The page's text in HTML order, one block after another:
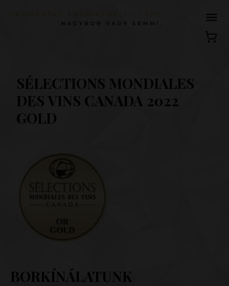
SÉLECTIONS MONDIALES
DES VINS CANADA 2022
GOLD
BORKÍNÁLATUNK